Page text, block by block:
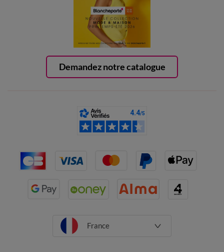
Demandez notre catalogue
France